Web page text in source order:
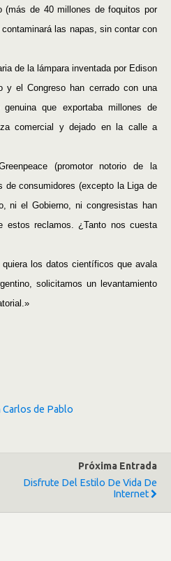
(más de 40 millones de foquitos por
las napas, sin contar con
de la lámpara inventada por Edison
y el Congreso han cerrado con una
que exportaba millones de
comercial y dejado en la calle a
(promotor notorio de la
de consumidores (excepto la Liga de
ni el Gobierno, ni congresistas han
estos reclamos. ¿Tanto nos cuesta
los datos científicos que avala
solicitamos un levantamiento
Carlos de Pablo
Próxima Entrada
Disfrute Del Estilo De Vida De
Internet